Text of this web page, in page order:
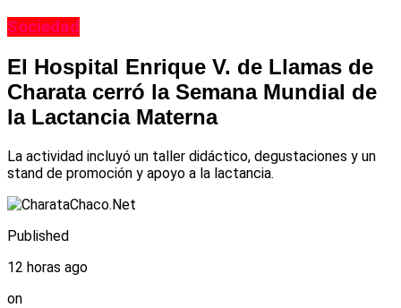
Sociedad
El Hospital Enrique V. de Llamas de
Charata cerró la Semana Mundial de
la Lactancia Materna
La actividad incluyó un taller didáctico, degustaciones y un
stand de promoción y apoyo a la lactancia.
Published
12 horas ago
on